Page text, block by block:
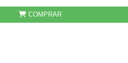
COMPRAR